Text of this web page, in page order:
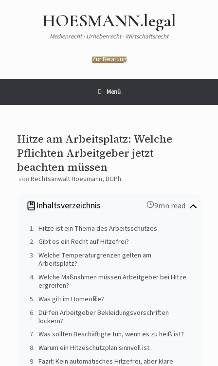
HOESMANN.legal
Medienrecht · Urheberrecht · Wirtschaftsrecht
Zur Beratung
Menü
Hitze am Arbeitsplatz: Welche
Pflichten Arbeitgeber jetzt
beachten müssen
von Rechtsanwalt Hoesmann, DGPh
Inhaltsverzeichnis 9mn read
Hitze ist ein Thema des Arbeitsschutzes
Gibt es ein Recht auf Hitzefrei?
Welche Temperaturgrenzen gelten am
Arbeitsplatz?
Welche Maßnahmen müssen Arbeitgeber bei Hitze
ergreifen?
Was gilt im Homeoffice?
Dürfen Arbeitgeber Bekleidungsvorschriften
lockern?
Was sollten Beschäftigte tun, wenn es zu heiß ist?
Warum ein Hitzeschutzplan sinnvoll ist
Fazit: Kein automatisches Hitzefrei, aber klare